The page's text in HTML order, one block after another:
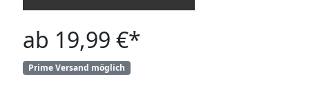
ab 19,99 €*
Prime Versand möglich